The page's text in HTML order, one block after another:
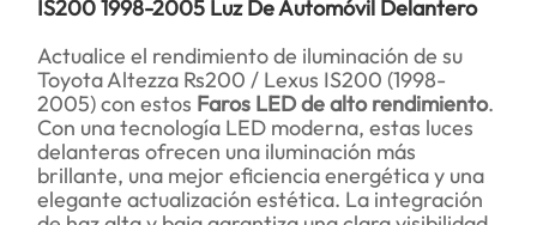
IS200 1998-2005 Luz De Automóvil Delantero
Actualice el rendimiento de iluminación de su
Toyota Altezza Rs200 / Lexus IS200 (1998-
2005) con estos Faros LED de alto rendimiento.
Con una tecnología LED moderna, estas luces
delanteras ofrecen una iluminación más
brillante, una mejor eficiencia energética y una
elegante actualización estética. La integración